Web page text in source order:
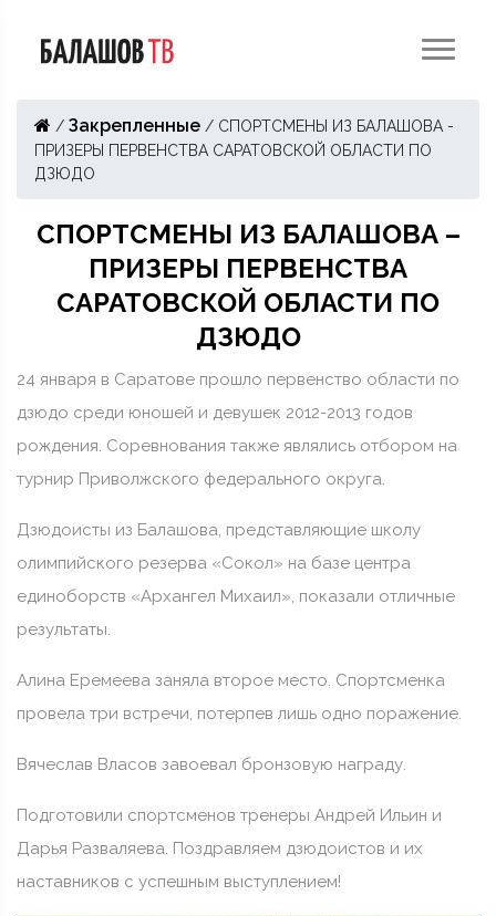
/ Закрепленные / СПОРТСМЕНЫ ИЗ БАЛАШОВА -
ПРИЗЕРЫ ПЕРВЕНСТВА САРАТОВСКОЙ ОБЛАСТИ ПО
ДЗЮДО
СПОРТСМЕНЫ ИЗ БАЛАШОВА –
ПРИЗЕРЫ ПЕРВЕНСТВА
САРАТОВСКОЙ ОБЛАСТИ ПО
ДЗЮДО
24 января в Саратове прошло первенство области по
дзюдо среди юношей и девушек 2012-2013 годов
рождения. Соревнования также являлись отбором на
турнир Приволжского федерального округа.
Дзюдоисты из Балашова, представляющие школу
олимпийского резерва «Сокол» на базе центра
единоборств «Архангел Михаил», показали отличные
результаты.
Алина Еремеева заняла второе место. Спортсменка
провела три встречи, потерпев лишь одно поражение.
Вячеслав Власов завоевал бронзовую награду.
Подготовили спортсменов тренеры Андрей Ильин и
Дарья Разваляева. Поздравляем дзюдоистов и их
наставников с успешным выступлением!